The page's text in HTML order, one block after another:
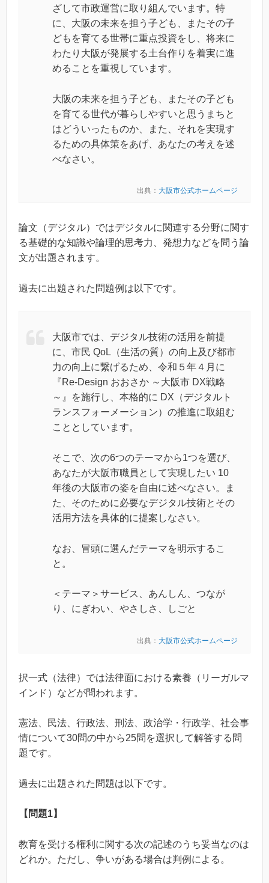
ざして市政運営に取り組んでいます。特
に、大阪の未来を担う子ども、またその子
どもを育てる世帯に重点投資をし、将来に
わたり大阪が発展する土台作りを着実に進
めることを重視しています。
大阪の未来を担う子ども、またその子ども
を育てる世代が暮らしやすいと思うまちと
はどういったものか、また、それを実現す
るための具体策をあげ、あなたの考えを述
べなさい。
出典： 大阪市公式ホームページ
論文（デジタル）ではデジタルに関連する分野に関す
る基礎的な知識や論理的思考力、発想力などを問う論
文が出題されます。
過去に出題された問題例は以下です。
大阪市では、デジタル技術の活用を前提
に、市民 QoL（生活の質）の向上及び都市
力の向上に繋げるため、令和５年４月に
『Re-Design おおさか ～大阪市 DX戦略
～』を施行し、本格的に DX（デジタルト
ランスフォーメーション）の推進に取組む
こととしています。
そこで、次の6つのテーマから1つを選び、
あなたが大阪市職員として実現したい 10
年後の大阪市の姿を自由に述べなさい。ま
た、そのために必要なデジタル技術とその
活用方法を具体的に提案しなさい。
なお、冒頭に選んだテーマを明示するこ
と。
＜テーマ＞サービス、あんしん、つなが
り、にぎわい、やさしさ、しごと
出典： 大阪市公式ホームページ
択一式（法律）では法律面における素養（リーガルマ
インド）などが問われます。
憲法、民法、行政法、刑法、政治学・行政学、社会事
情について30問の中から25問を選択して解答する問
題です。
過去に出題された問題は以下です。
【問題1】
教育を受ける権利に関する次の記述のうち妥当なのは
どれか。ただし、争いがある場合は判例による。